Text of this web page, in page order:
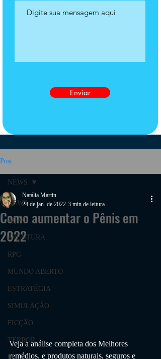
Enviar
Post
NEWS
AÇÃO
AVENTURA
RPG
MUNDO ABERTO
ESTRATÉGIA
SIMULAÇÃO
FICÇÃO
TERROR
PC
NEWS
Como aumentar o Pênis em
2022
Natália Martin
24 de jan. de 2022 3 min de leitura
Veja a análise completa dos Melhores
remédios, e produtos naturais, seguros e